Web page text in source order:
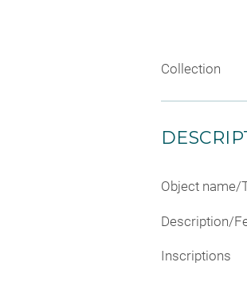
Collection
Object name/
Description/
Inscriptions